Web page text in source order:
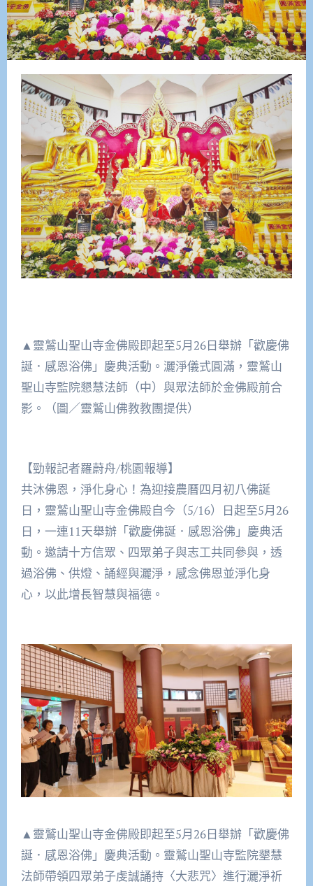
▲靈鷲山聖山寺金佛殿即起至5月26日舉辦「歡慶佛
誕．感恩浴佛」慶典活動。灑淨儀式圓滿，靈鷲山
聖山寺監院懇慧法師（中）與眾法師於金佛殿前合
影。（圖／靈鷲山佛教教團提供）
【勁報記者羅蔚舟/桃園報導】
共沐佛恩，淨化身心！為迎接農曆四月初八佛誕
日，靈鷲山聖山寺金佛殿自今（5/16）日起至5月26
日，一連11天舉辦「歡慶佛誕．感恩浴佛」慶典活
動。邀請十方信眾、四眾弟子與志工共同參與，透
過浴佛、供燈、誦經與灑淨，感念佛恩並淨化身
心，以此增長智慧與福德。
▲靈鷲山聖山寺金佛殿即起至5月26日舉辦「歡慶佛
誕．感恩浴佛」慶典活動。靈鷲山聖山寺監院墾慧
法師帶領四眾弟子虔誠誦持〈大悲咒〉進行灑淨祈